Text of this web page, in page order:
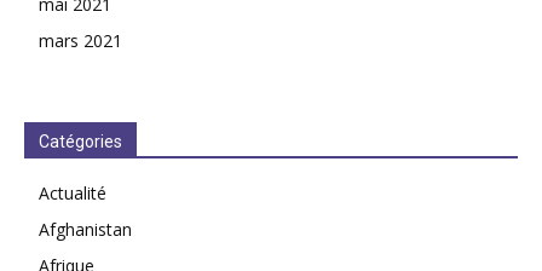
mars 2021
Catégories
Actualité
Afghanistan
Afrique